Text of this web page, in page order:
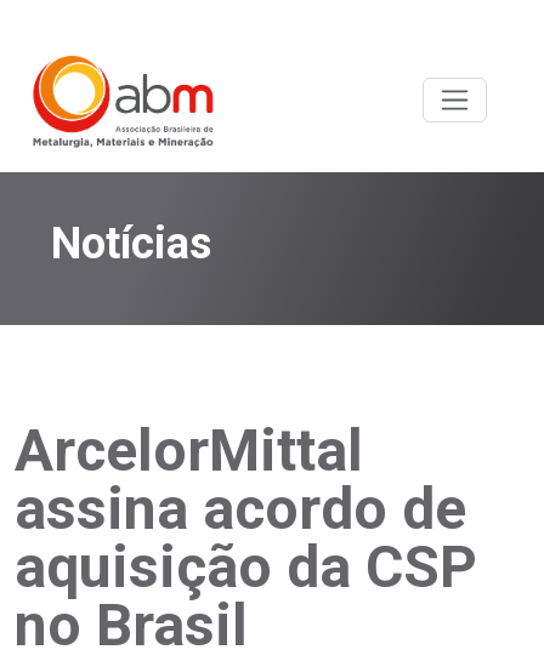
Notícias
ArcelorMittal
assina acordo de
aquisição da CSP
no Brasil